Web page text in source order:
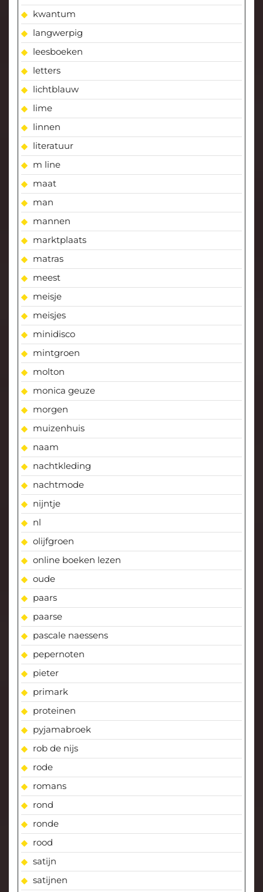
kwantum
langwerpig
leesboeken
letters
lichtblauw
lime
linnen
literatuur
m line
maat
man
mannen
marktplaats
matras
meest
meisje
meisjes
minidisco
mintgroen
molton
monica geuze
morgen
muizenhuis
naam
nachtkleding
nachtmode
nijntje
nl
olijfgroen
online boeken lezen
oude
paars
paarse
pascale naessens
pepernoten
pieter
primark
proteinen
pyjamabroek
rob de nijs
rode
romans
rond
ronde
rood
satijn
satijnen